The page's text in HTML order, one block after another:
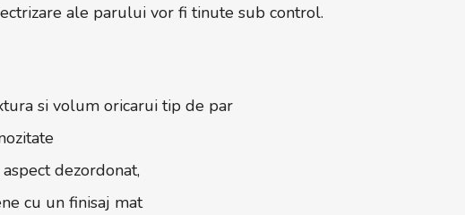
ale parului vor fi tinute sub control.
si volum oricarui tip de par
dezordonat,
cu un finisaj mat